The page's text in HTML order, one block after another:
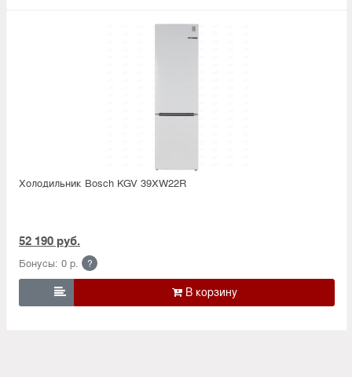
Холодильник Bosсh KGV 39XW22R
52 190 руб.
Бонусы: 0 р. ?
